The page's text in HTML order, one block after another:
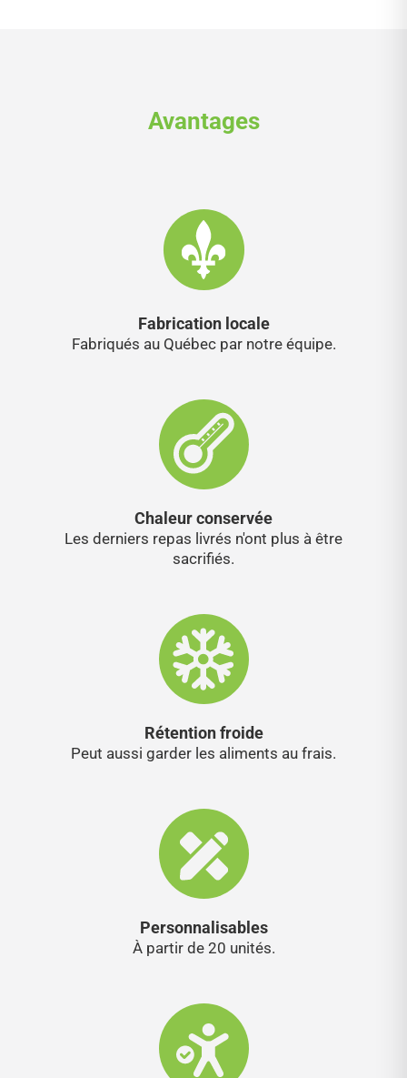
Avantages
Fabrication locale
Fabriqués au Québec par notre équipe.
Chaleur conservée
Les derniers repas livrés n'ont plus à être
sacrifiés.
Rétention froide
Peut aussi garder les aliments au frais.
Personnalisables
À partir de 20 unités.